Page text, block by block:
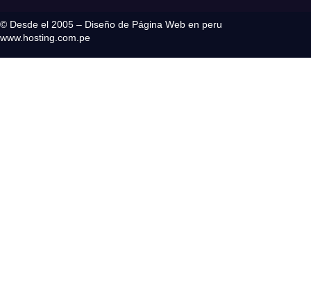
© Desde el 2005 – Diseño de Página Web en peru
www.hosting.com.pe